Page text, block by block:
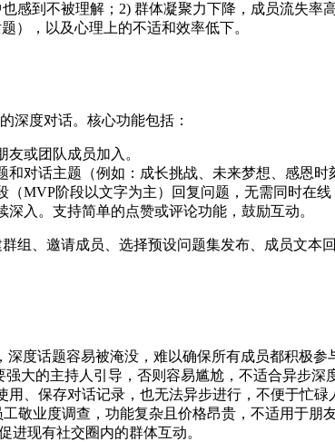
感到不被理解；2) 群体凝聚力下降，成员流失
），以及心理上的不适和效率低下。
深度对话。核心功能包括：
或团队成员加入。
和对话主题（例如：成长挑战、未来梦想、感恩
（MVP阶段以文字为主）回复问题，无需同时在
入。支持简单的点赞或评论功能，鼓励互动。
组、邀请成员、选择预设问题集发布、成员文本
深度话题容易被淹没，难以确保所有成员都积极参
强大的主持人引导，否则容易尴尬，不适合异步深
用、保存对话记录，也无法异步进行，不便于忙碌
工敬业度调查，功能复杂且价格昂贵，不适用于朋
进现有社交圈内的群体互动。